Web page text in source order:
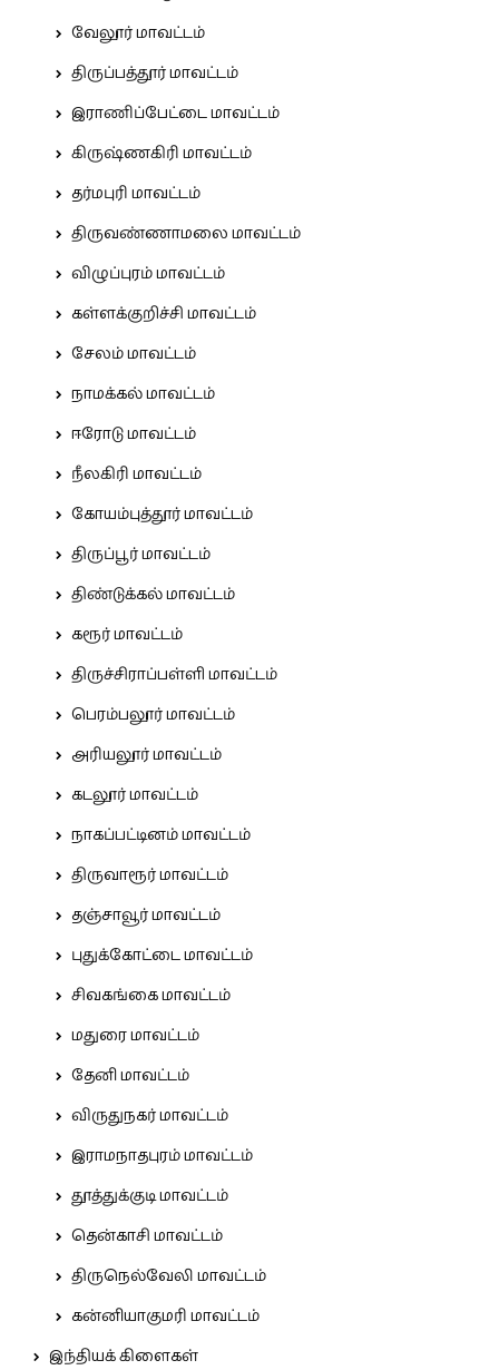
வேலூர் மாவட்டம்
திருப்பத்தூர் மாவட்டம்
இராணிப்பேட்டை மாவட்டம்
கிருஷ்ணகிரி மாவட்டம்
தர்மபுரி மாவட்டம்
திருவண்ணாமலை மாவட்டம்
விழுப்புரம் மாவட்டம்
கள்ளக்குறிச்சி மாவட்டம்
சேலம் மாவட்டம்
நாமக்கல் மாவட்டம்
ஈரோடு மாவட்டம்
நீலகிரி மாவட்டம்
கோயம்புத்தூர் மாவட்டம்
திருப்பூர் மாவட்டம்
திண்டுக்கல் மாவட்டம்
கரூர் மாவட்டம்
திருச்சிராப்பள்ளி மாவட்டம்
பெரம்பலூர் மாவட்டம்
அரியலூர் மாவட்டம்
கடலூர் மாவட்டம்
நாகப்பட்டினம் மாவட்டம்
திருவாரூர் மாவட்டம்
தஞ்சாவூர் மாவட்டம்
புதுக்கோட்டை மாவட்டம்
சிவகங்கை மாவட்டம்
மதுரை மாவட்டம்
தேனி மாவட்டம்
விருதுநகர் மாவட்டம்
இராமநாதபுரம் மாவட்டம்
தூத்துக்குடி மாவட்டம்
தென்காசி மாவட்டம்
திருநெல்வேலி மாவட்டம்
கன்னியாகுமரி மாவட்டம்
இந்தியக் கிளைகள்